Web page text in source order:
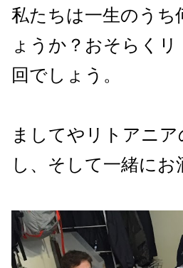
私たちは一生のう
ょうか？おそらく
回でしょう。
ましてやリトアニ
し、そして一緒に